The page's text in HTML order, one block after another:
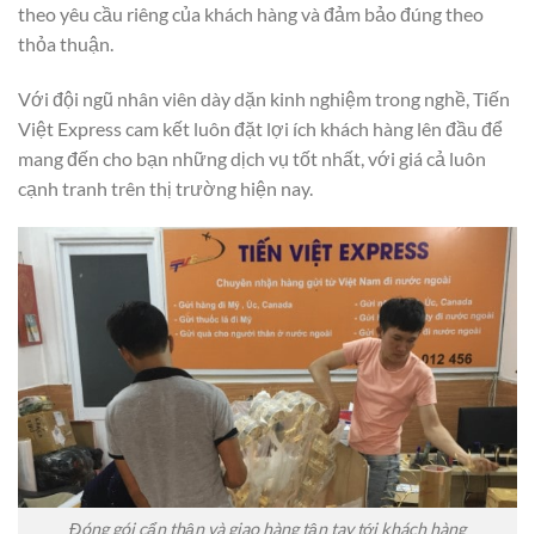
theo yêu cầu riêng của khách hàng và đảm bảo đúng theo
thỏa thuận.
Với đội ngũ nhân viên dày dặn kinh nghiệm trong nghề, Tiến
Việt Express cam kết luôn đặt lợi ích khách hàng lên đầu để
mang đến cho bạn những dịch vụ tốt nhất, với giá cả luôn
cạnh tranh trên thị trường hiện nay.
Đóng gói cẩn thận và giao hàng tận tay tới khách hàng